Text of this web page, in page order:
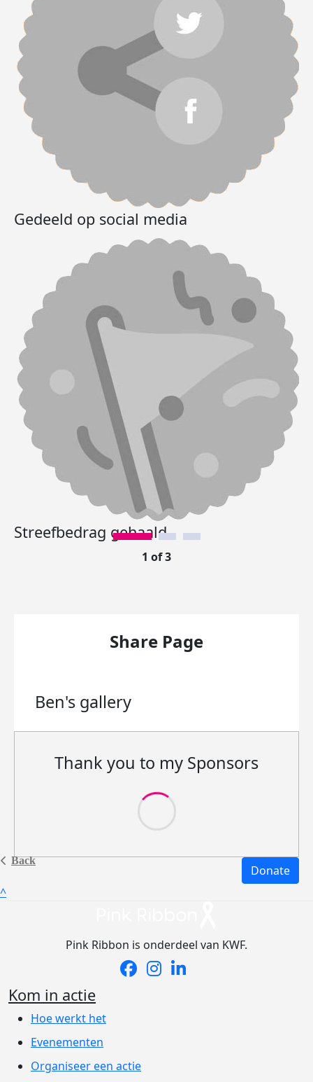
Back
Gedeeld op social media
Streefbedrag gehaald.
1 of 3
Share Page
Ben's gallery
Thank you to my Sponsors
Donate
^
Pink Ribbon is onderdeel van KWF.
Kom in actie
Hoe werkt het
Evenementen
Organiseer een actie